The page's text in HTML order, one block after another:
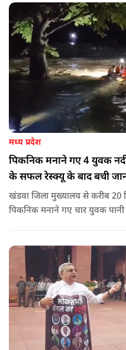
मध्य प्रदेश
पिकनिक मनाने गए 4 युवक
के सफल रेस्क्यू के बाद बची
खंडवा जिला मुख्यालय से करीब 20
पिकनिक मनाने गए चार युवक